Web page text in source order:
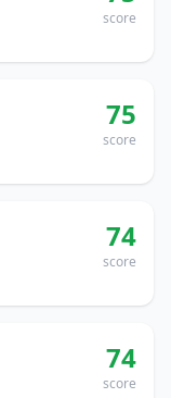
score
75
score
74
score
74
score